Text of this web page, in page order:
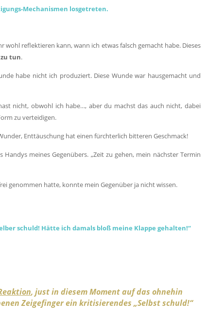
Mechanismen losgetreten.
wohl reflektieren kann, wann ich etwas falsch gemacht habe. Dieses
tun.
habe nicht ich produziert. Diese Wunde war hausgemacht und
nicht, obwohl ich habe…, aber du machst das auch nicht, dabei
zu verteidigen.
Enttäuschung hat einen fürchterlich bitteren Geschmack!
meines Gegenübers. „Zeit zu gehen, mein nächster Termin
genommen hatte, konnte mein Gegenüber ja nicht wissen.
schuld! Hätte ich damals bloß meine Klappe gehalten!“
, just in diesem Moment auf das ohnehin
Zeigefinger ein kritisierendes „Selbst schuld!“